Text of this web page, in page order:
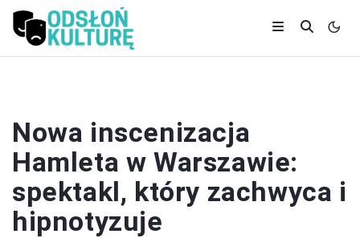
Nowa inscenizacja
Hamleta w Warszawie:
spektakl, który zachwyca i
hipnotyzuje